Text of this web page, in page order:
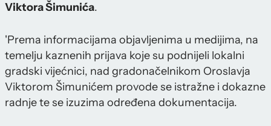
Viktora Šimunića.
'Prema informacijama objavljenima u medijima, na
temelju kaznenih prijava koje su podnijeli lokalni
gradski vijećnici, nad gradonačelnikom Oroslavja
Viktorom Šimunićem provode se istražne i dokazne
radnje te se izuzima određena dokumentacija.